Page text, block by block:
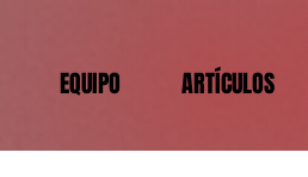
EQUIPO ARTÍCULOS